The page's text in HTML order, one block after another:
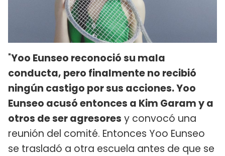
"Yoo Eunseo reconoció su mala
conducta, pero finalmente no recibió
ningún castigo por sus acciones. Yoo
Eunseo acusó entonces a Kim Garam y a
otros de ser agresores y convocó una
reunión del comité. Entonces Yoo Eunseo
se trasladó a otra escuela antes de que se